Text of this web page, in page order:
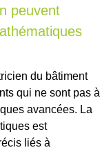
peuvent
du bâtiment
qui ne sont pas à
avancées. La
est
liés à